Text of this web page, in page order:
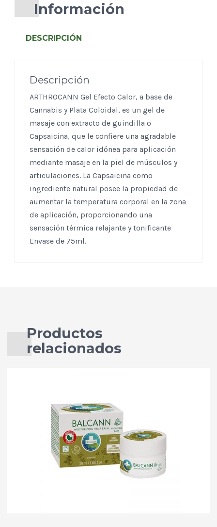
Información
DESCRIPCIÓN
Descripción
ARTHROCANN Gel Efecto Calor, a base de
Cannabis y Plata Coloidal, es un gel de
masaje con extracto de guindilla o
Capsaicina, que le confiere una agradable
sensación de calor idónea para aplicación
mediante masaje en la piel de músculos y
articulaciones. La Capsaicina como
ingrediente natural posee la propiedad de
aumentar la temperatura corporal en la zona
de aplicación, proporcionando una
sensación térmica relajante y tonificante
Envase de 75ml.
Productos
relacionados